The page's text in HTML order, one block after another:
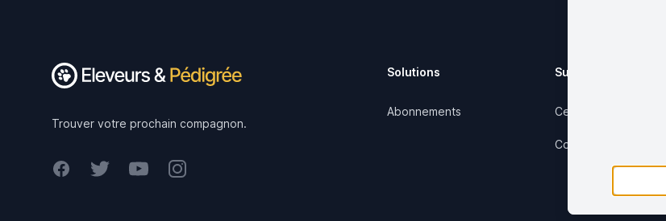
Trouver votre prochain compagnon.
FacebookTwitterYoutubeInstagram
Solutions
Abonnements
Support
Centre d'aide
Contactez-nous